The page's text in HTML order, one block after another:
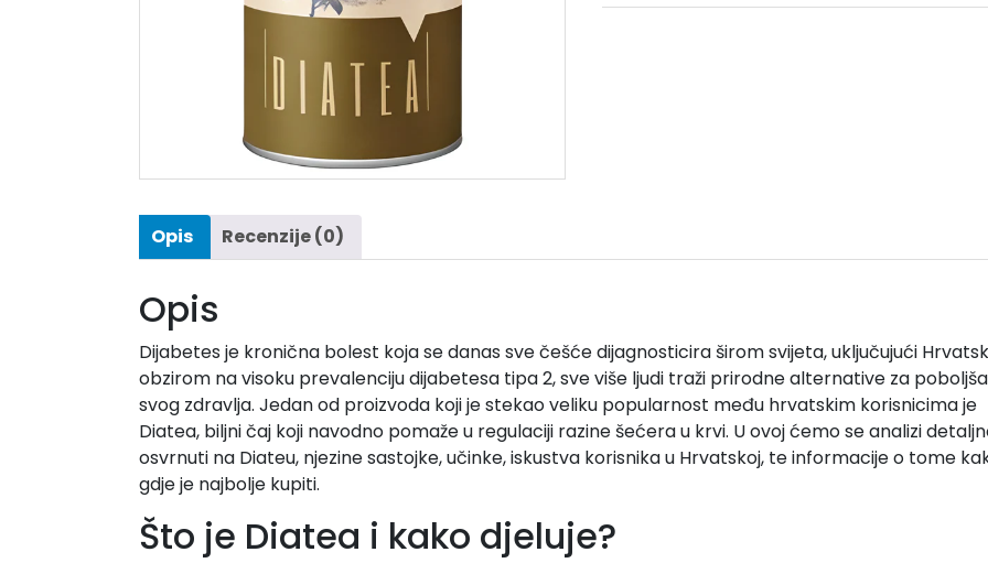
Opis Recenzije (0)
Opis
Dijabetes je kronična bolest koja se danas sve češće dijagnosticira širom svijeta, uključujući
obzirom na visoku prevalenciju dijabetesa tipa 2, sve više ljudi traži prirodne alternative za
svog zdravlja. Jedan od proizvoda koji je stekao veliku popularnost među hrvatskim korisnicima je
Diatea, biljni čaj koji navodno pomaže u regulaciji razine šećera u krvi. U ovoj ćemo se analizi
osvrnuti na Diateu, njezine sastojke, učinke, iskustva korisnika u Hrvatskoj, te informacije o tome
gdje je najbolje kupiti.
Što je Diatea i kako djeluje?